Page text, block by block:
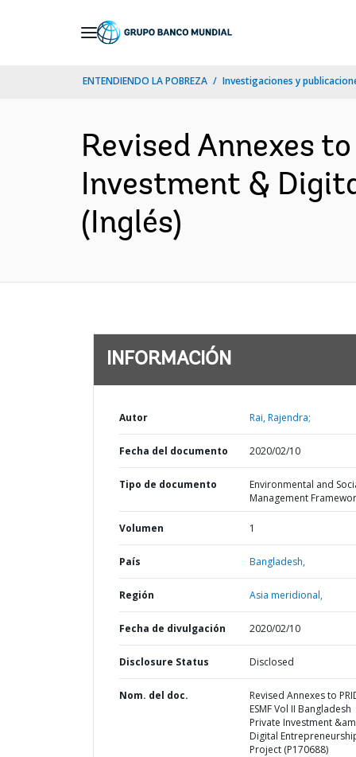
ENTENDIENDO LA POBREZA Investigaciones y
Revised Annexes
Investment &
(Inglés)
INFORMACIÓN
Autor Rai, Rajendra;
Fecha del documento 2020/02/10
Tipo de documento
Environmental and
Management
Volumen 1
País Bangladesh,
Región Asia meridional,
Fecha de divulgación 2020/02/10
Disclosure Status Disclosed
Nom. del doc.
Revised Annexes to
ESMF Vol II Bangladesh
Private Investment
Digital
Project (P170688)